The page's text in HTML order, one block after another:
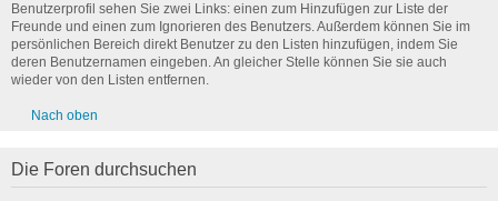
Benutzerprofil sehen Sie zwei Links: einen zum Hinzufügen zur Liste der
Freunde und einen zum Ignorieren des Benutzers. Außerdem können Sie im
persönlichen Bereich direkt Benutzer zu den Listen hinzufügen, indem Sie
deren Benutzernamen eingeben. An gleicher Stelle können Sie sie auch
wieder von den Listen entfernen.
Nach oben
Die Foren durchsuchen